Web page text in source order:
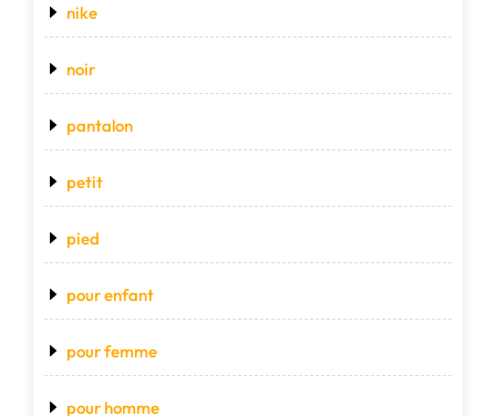
nike
noir
pantalon
petit
pied
pour enfant
pour femme
pour homme